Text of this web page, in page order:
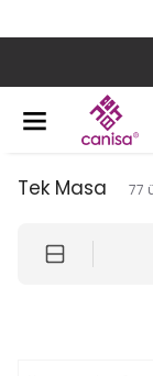
Tek Masa 77